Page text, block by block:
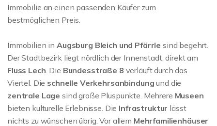
Immobilie an einen passenden Käufer zum
bestmöglichen Preis.
Immobilien in Augsburg Bleich und Pfärrle sind begehrt.
Der Stadtbezirk liegt nördlich der Innenstadt, direkt am
Fluss Lech. Die Bundesstraße 8 verläuft durch das
Viertel. Die schnelle Verkehrsanbindung und die
zentrale Lage sind große Pluspunkte. Mehrere Museen
bieten kulturelle Erlebnisse. Die Infrastruktur lässt
nichts zu wünschen übrig. Vor allem Mehrfamilienhäuser